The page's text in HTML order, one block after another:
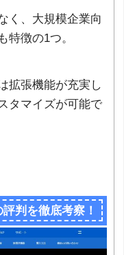
く、大規模企業向
特徴の1つ。
拡張機能が充実し
タマイズが可能で
判を徹底考察！